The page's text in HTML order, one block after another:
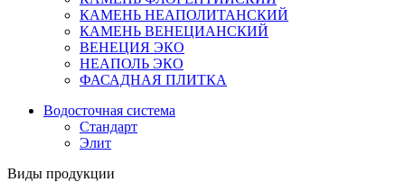
КАМЕНЬ НЕАПОЛИТАНСКИЙ
КАМЕНЬ ВЕНЕЦИАНСКИЙ
ВЕНЕЦИЯ ЭКО
НЕАПОЛЬ ЭКО
ФАСАДНАЯ ПЛИТКА
Водосточная система
Стандарт
Элит
Виды продукции